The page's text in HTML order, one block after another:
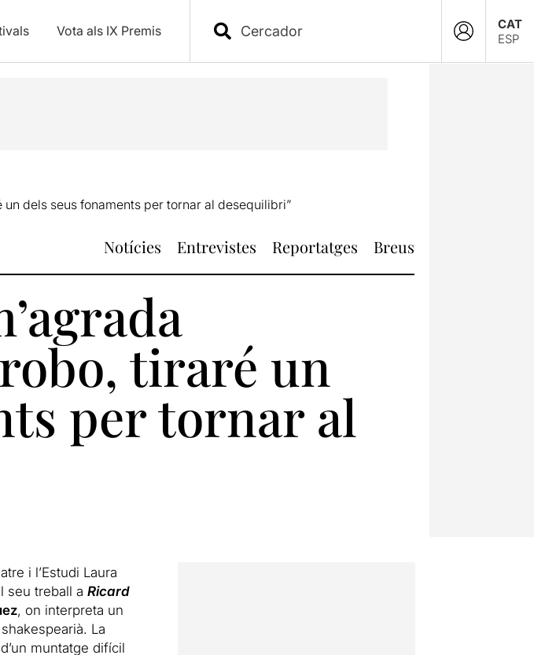
Vota als IX Premis
CAT
ESP
un dels seus fonaments per tornar al desequilibri”
Notícies Entrevistes Reportatges Breus
tiraré un
per tornar al
i l’Estudi Laura
seu treball a Ricard
, on interpreta un
La
muntatge difícil